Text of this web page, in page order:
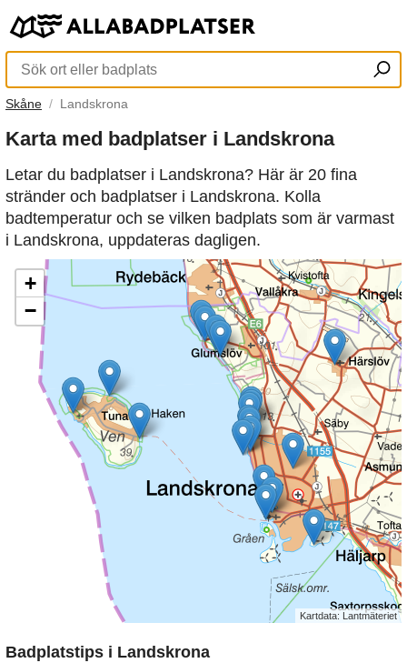
Skåne Landskrona
Karta med badplatser i Landskrona
Letar du badplatser i Landskrona? Här är 20 fina
stränder och badplatser i Landskrona. Kolla
badtemperatur och se vilken badplats som är varmast
i Landskrona, uppdateras dagligen.
+
−
Kartdata: Lantmäteriet
Badplatstips i Landskrona